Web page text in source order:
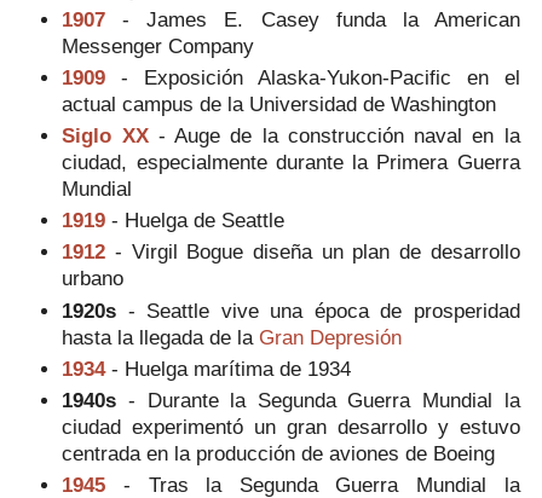
1907 - James E. Casey funda la American
Messenger Company
1909 - Exposición Alaska-Yukon-Pacific en el
actual campus de la Universidad de Washington
Siglo XX- Auge de la construcción naval en la
ciudad, especialmente durante la Primera Guerra
Mundial
1919 - Huelga de Seattle
1912 - Virgil Bogue diseña un plan de desarrollo
urbano
1920s - Seattle vive una época de prosperidad
hasta la llegada de la Gran Depresión
1934- Huelga marítima de 1934
1940s - Durante la Segunda Guerra Mundial la
ciudad experimentó un gran desarrollo y estuvo
centrada en la producción de aviones de Boeing
1945 - Tras la Segunda Guerra Mundial la